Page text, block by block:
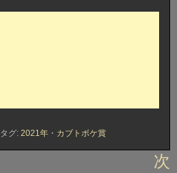
タグ: 2021年 ・ カブトボケ賞
次